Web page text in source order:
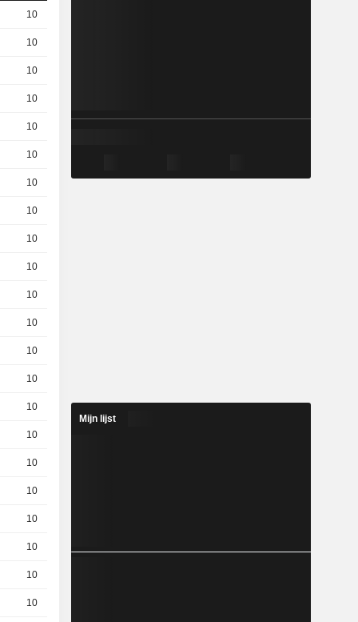
10
10
10
10
10
10
10
10
10
10
10
10
10
10
10
10
10
10
10
10
10
10
Mijn lijst